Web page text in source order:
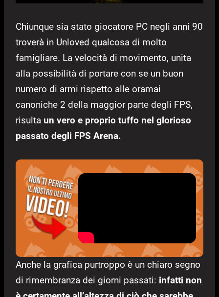
Chiunque sia stato giocatore PC negli anni 90
troverà in Unloved qualcosa di molto
famigliare. La velocità di movimento, unita
alla possibilità di portare con se un buon
numero di armi rispetto alle oramai
canoniche 2 della maggior parte degli FPS,
risulta un vero e proprio tuffo nel glorioso
passato degli FPS Arena.
Anche la grafica purtroppo è un chiaro segno
di rimembranza dei giorni passati: infatti non